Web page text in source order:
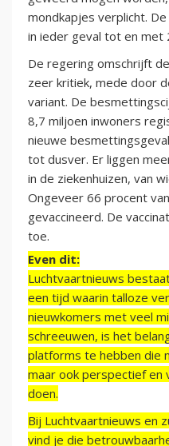
mondkapjes verplicht.
in ieder geval tot en met
De regering omschrijft
zeer kritiek, mede door
variant. De
8,7 miljoen inwoners
nieuwe
tot dusver. Er liggen
in de ziekenhuizen, van
Ongeveer 66 procent
gevaccineerd. De
toe.
Even dit:
Luchtvaartnieuws
een tijd waarin talloze
nieuwkomers met veel
schreeuwen, is het
platforms te hebben die
maar ook perspectief en
doen.
Bij Luchtvaartnieuws en
vind je die